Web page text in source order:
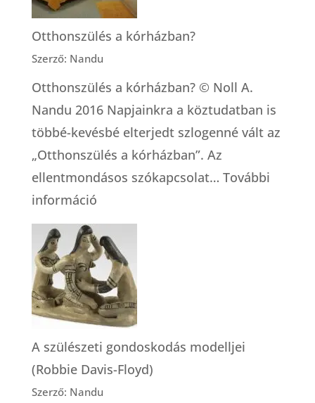
Otthonszülés a kórházban?
Szerző: Nandu
Otthonszülés a kórházban? © Noll A.
Nandu 2016 Napjainkra a köztudatban is
többé-kevésbé elterjedt szlogenné vált az
„Otthonszülés a kórházban”. Az
ellentmondásos szókapcsolat… További
információ:
Otthonszülés
a
kórházban?
A szülészeti gondoskodás modelljei
(Robbie Davis-Floyd)
Szerző: Nandu